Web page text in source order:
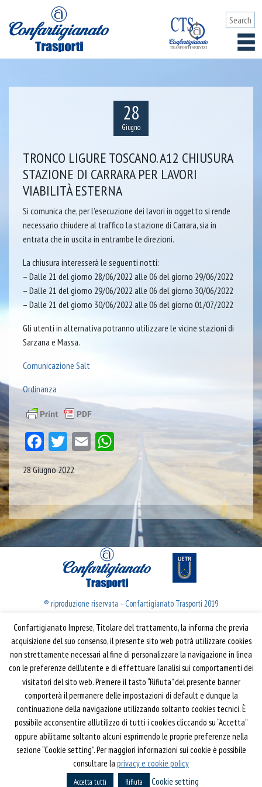
28
Giugno
TRONCO LIGURE TOSCANO. A12 CHIUSURA
STAZIONE DI CARRARA PER LAVORI
VIABILITÀ ESTERNA
Si comunica che, per l’esecuzione dei lavori in oggetto si rende
necessario chiudere al traffico la stazione di Carrara, sia in
entrata che in uscita in entrambe le direzioni.
La chiusura interesserà le seguenti notti:
– Dalle 21 del giorno 28/06/2022 alle 06 del giorno 29/06/2022
– Dalle 21 del giorno 29/06/2022 alle 06 del giorno 30/06/2022
– Dalle 21 del giorno 30/06/2022 alle 06 del giorno 01/07/2022
Gli utenti in alternativa potranno utilizzare le vicine stazioni di
Sarzana e Massa.
Comunicazione Salt
Ordinanza
Facebook
Twitter
EmailWhatsApp
28 Giugno 2022
® riproduzione riservata – Confartigianato Trasporti 2019
Confartigianato Trasporti
Via S. Giovanni in Laterano, 152 | 00184 Roma
T: 06 70374.275
trasporti@confartigianato.it
confartigianatotrasporti@pec.it
Privacy e Cookie Policy
Informativa
Riferimenti
Powered byHorace
Confartigianato Imprese, Titolare del trattamento, la informa che previa
acquisizione del suo consenso, il presente sito web potrà utilizzare cookies
non strettamente necessari al fine di personalizzare la navigazione in linea
con le preferenze dell’utente e di effettuare l’analisi sui comportamenti dei
visitatori del sito web. Premere il tasto “Rifiuta” del presente banner
comporterà il permanere delle impostazioni di default e dunque la
continuazione della navigazione utilizzando soltanto cookies tecnici. È
possibile acconsentire all’utilizzo di tutti i cookies cliccando su “Accetta”
oppure abilitarne soltanto alcuni esprimendo le proprie preferenze nella
sezione “Cookie setting”. Per maggiori informazioni sui cookie è possibile
consultare la privacy e cookie policy
Accetta tutti Rifiuta Cookie setting